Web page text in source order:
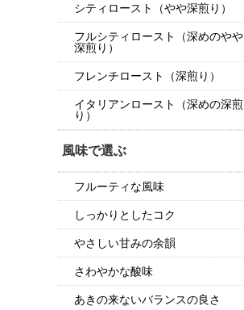
シティロースト（やや深煎り）
フルシティロースト（深めのやや
深煎り）
フレンチロースト（深煎り）
イタリアンロースト（深めの深煎
り）
風味で選ぶ
フルーティな風味
しっかりとしたコク
やさしい甘みの余韻
さわやかな酸味
あきの来ないバランスの良さ